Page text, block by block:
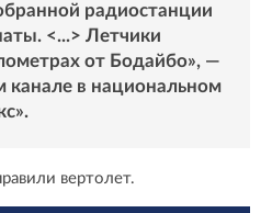
радиостанции
<...> Летчики
от Бодайбо», —
канале в национальном
».
вертолет.